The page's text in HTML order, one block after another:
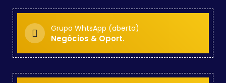
Grupo WhtsApp (aberto)
Negócios & Oport.